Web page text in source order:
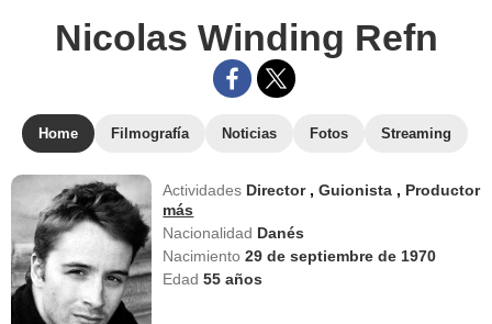
Nicolas Winding Refn
Home Filmografía Noticias Fotos Streaming
Actividades Director ,Guionista , Productor
más
Nacionalidad Danés
Nacimiento29 de septiembre de 1970
Edad55 años